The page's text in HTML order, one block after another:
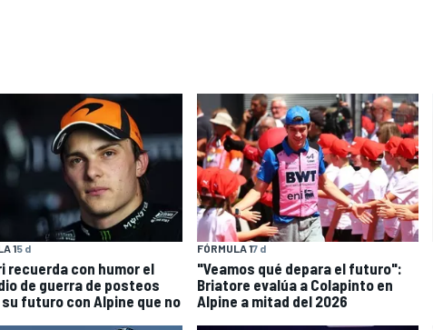
15 d
recuerda con humor el
de guerra de posteos
futuro con Alpine que no
FÓRMULA 17 d
"Veamos qué depara el futuro":
Briatore evalúa a Colapinto en
Alpine a mitad del 2026